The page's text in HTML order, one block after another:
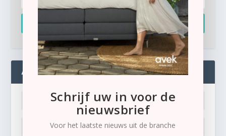
Inschrijven
ADMIN
Schrijf uw in voor de
nieuwsbrief
Voor het laatste nieuws uit de branche